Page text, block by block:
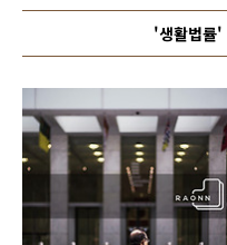
'생활법률'